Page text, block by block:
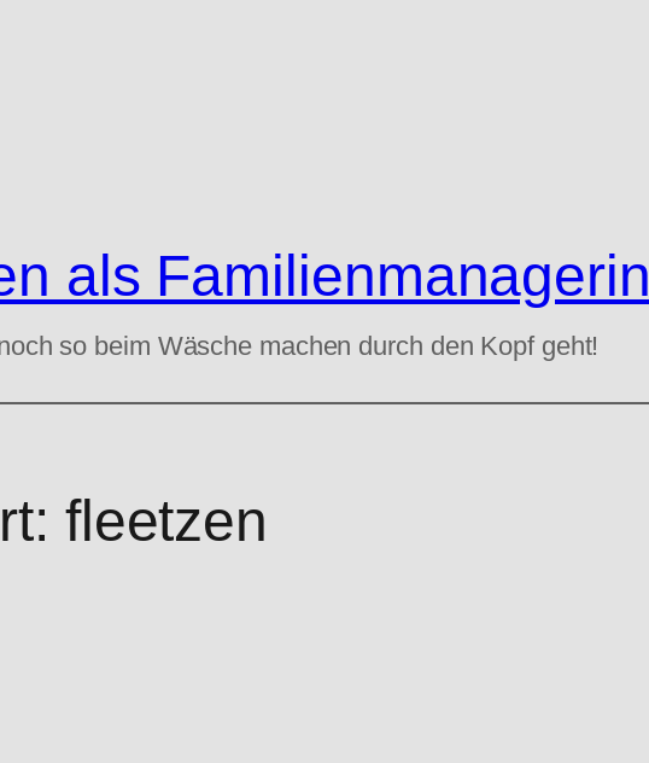
als Familienmanagerin
so beim Wäsche machen durch den Kopf geht!
fleetzen